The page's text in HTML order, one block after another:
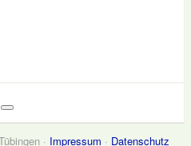
· Impressum · Datenschutz